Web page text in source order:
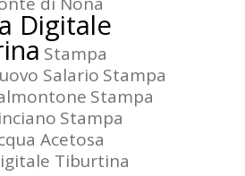
Digitale
Stampa
Salario Stampa
Stampa
Stampa
Acetosa
Tiburtina